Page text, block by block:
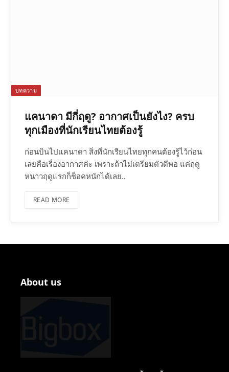
บทความ
แคนาดา มีกี่ฤดู? อากาศเป็นยังไง? ครบ
ทุกเมืองที่นักเรียนไทยต้องรู้
ก่อนบินไปแคนาดา สิ่งที่นักเรียนไทยทุกคนต้องรู้ไว้ก่อน
เลยคือเรื่องอากาศค่ะ เพราะถ้าไม่เตรียมตัวดีพอ แค่ฤดู
หนาวฤดูแรกก็ช็อคหนักได้เลย..
READ MORE
About us